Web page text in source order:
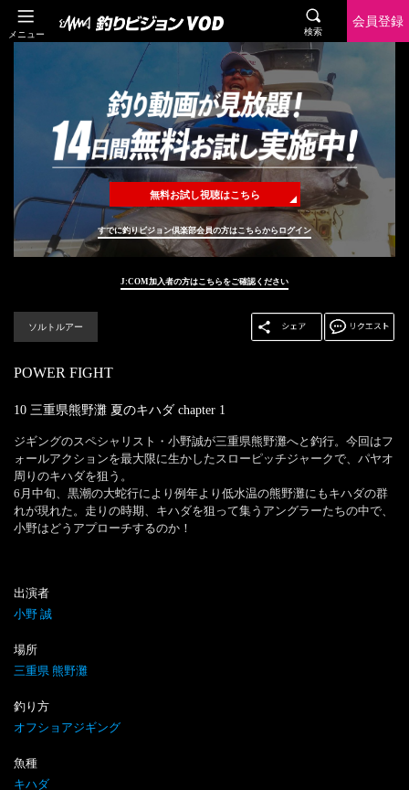
メニュー 検索
会員登録
無料お試し視聴はこちら
すでに釣りビジョン倶楽部会員の方はこちらからログイン
J:COM加入者の方はこちらをご確認ください
ソルトルアー
POWER FIGHT
10 三重県熊野灘 夏のキハダ chapter 1
ジギングのスペシャリスト・小野誠が三重県熊野灘へと釣行。今回はフ
ォールアクションを最大限に生かしたスローピッチジャークで、パヤオ
周りのキハダを狙う。
6月中旬、黒潮の大蛇行により例年より低水温の熊野灘にもキハダの群
れが現れた。走りの時期、キハダを狙って集うアングラーたちの中で、
小野はどうアプローチするのか！
出演者
小野 誠
場所
三重県 熊野灘
釣り方
オフショアジギング
魚種
キハダ